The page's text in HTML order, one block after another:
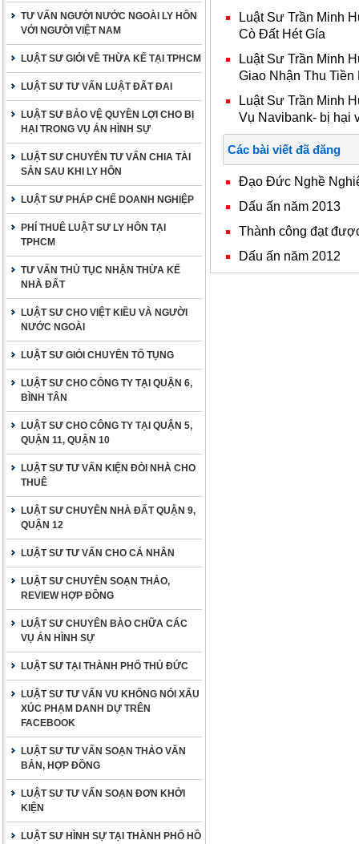
TƯ VẤN NGƯỜI NƯỚC NGOÀI LY HÔN
VỚI NGƯỜI VIỆT NAM
LUẬT SƯ GIỎI VỀ THỪA KẾ TẠI TPHCM
LUẬT SƯ TƯ VẤN LUẬT ĐẤT ĐAI
LUẬT SƯ BẢO VỆ QUYỀN LỢI CHO BỊ
HẠI TRONG VỤ ÁN HÌNH SỰ
LUẬT SƯ CHUYÊN TƯ VẤN CHIA TÀI
SẢN SAU KHI LY HÔN
LUẬT SƯ PHÁP CHẾ DOANH NGHIỆP
PHÍ THUÊ LUẬT SƯ LY HÔN TẠI
TPHCM
TƯ VẤN THỦ TỤC NHẬN THỪA KẾ
NHÀ ĐẤT
LUẬT SƯ CHO VIỆT KIỀU VÀ NGƯỜI
NƯỚC NGOÀI
LUẬT SƯ GIỎI CHUYÊN TỐ TỤNG
LUẬT SƯ CHO CÔNG TY TẠI QUẬN 6,
BÌNH TÂN
LUẬT SƯ CHO CÔNG TY TẠI QUẬN 5,
QUẬN 11, QUẬN 10
LUẬT SƯ TƯ VẤN KIỆN ĐÒI NHÀ CHO
THUÊ
LUẬT SƯ CHUYÊN NHÀ ĐẤT QUẬN 9,
QUẬN 12
LUẬT SƯ TƯ VẤN CHO CÁ NHÂN
LUẬT SƯ CHUYÊN SOẠN THẢO,
REVIEW HỢP ĐỒNG
LUẬT SƯ CHUYÊN BÀO CHỮA CÁC
VỤ ÁN HÌNH SỰ
LUẬT SƯ TẠI THÀNH PHỐ THỦ ĐỨC
LUẬT SƯ TƯ VẤN VU KHỐNG NÓI XẤU
XÚC PHẠM DANH DỰ TRÊN
FACEBOOK
LUẬT SƯ TƯ VẤN SOẠN THẢO VĂN
BẢN, HỢP ĐỒNG
LUẬT SƯ TƯ VẤN SOẠN ĐƠN KHỞI
KIỆN
LUẬT SƯ HÌNH SỰ TẠI THÀNH PHỐ HỒ
Luật Sư Trần Minh
Cò Đất Hét Gía
Luật Sư Trần Minh
Giao Nhận Thu Tiền
Luật Sư Trần Minh
Vụ Navibank- bị hại
Các bài viết đã đăng
Đạo Đức Nghề
Dấu ấn năm 2013
Thành công đạt
Dấu ấn năm 2012